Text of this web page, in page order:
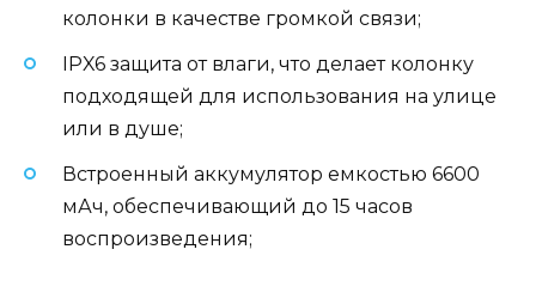
колонки в качестве громкой связи;
IPX6 защита от влаги, что делает колонку
подходящей для использования на улице
или в душе;
Встроенный аккумулятор емкостью 6600
мАч, обеспечивающий до 15 часов
воспроизведения;